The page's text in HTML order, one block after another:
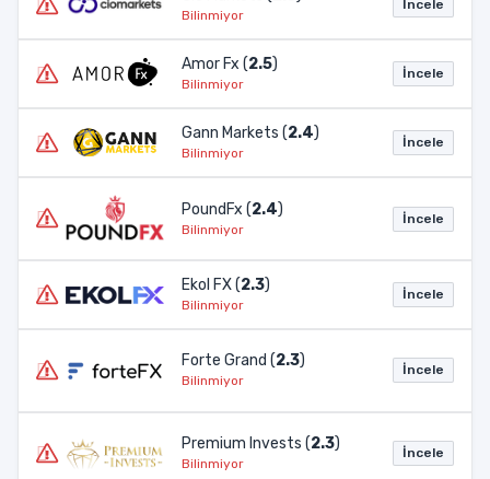
Bilinmiyor
İncele
Amor Fx (2.5)
Bilinmiyor
İncele
Gann Markets (2.4)
Bilinmiyor
İncele
PoundFx (2.4)
Bilinmiyor
İncele
Ekol FX (2.3)
Bilinmiyor
İncele
Forte Grand (2.3)
Bilinmiyor
İncele
Premium Invests (2.3)
Bilinmiyor
İncele